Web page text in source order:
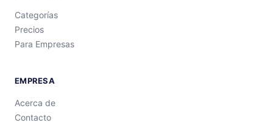
Categorías
Precios
Para Empresas
EMPRESA
Acerca de
Contacto